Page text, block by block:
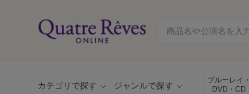
カテゴリで探す ジャンルで探す
ブルーレイ・
DVD・CD